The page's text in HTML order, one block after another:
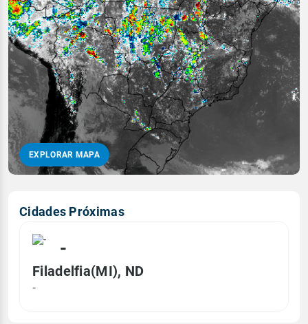
EXPLORAR MAPA
Cidades Próximas
-
Filadelfia(MI), ND
-